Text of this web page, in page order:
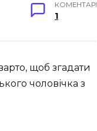
КОМЕНТАРІ
1
щоб згадати
чоловічка з